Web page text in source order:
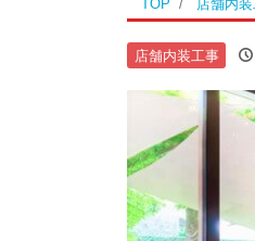
TOP 店舗内
店舗内装工事